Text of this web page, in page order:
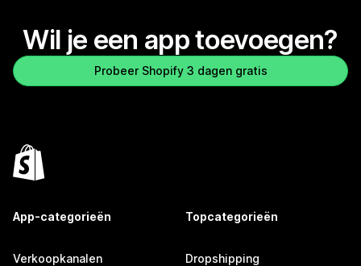
Wil je een app toevoegen?
Probeer Shopify 3 dagen gratis
App-categorieën
Verkoopkanalen
Topcategorieën
Dropshipping